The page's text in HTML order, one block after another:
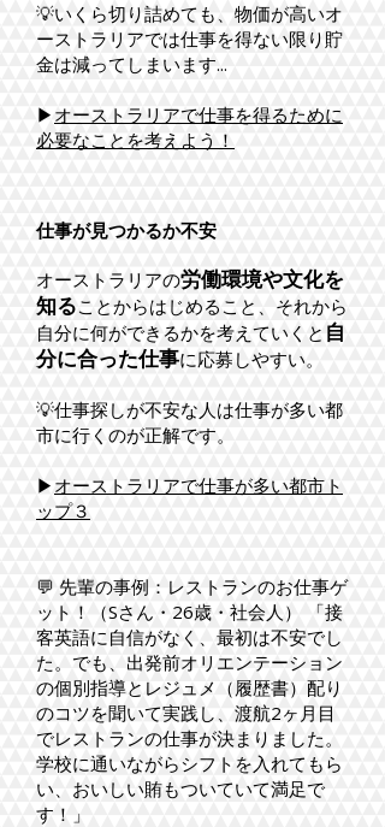
​💡いくら切り詰めても、物価が高いオ
ーストラリアでは仕事を得ない限り貯
金は減ってしまいます...
▶ オーストラリアで仕事を得るために
必要なことを考えよう！
仕事が見つかるか不安
オーストラリアの労働環境や文化を
知ることからはじめること、それから
自分に何ができるかを考えていくと 自
分に合った仕事に応募しやすい。
​💡仕事探しが不安な人は仕事が多い都
市に行くのが正解です。
▶ オーストラリアで仕事が多い都市ト
ップ３
💬 先輩の事例：レストランのお仕事ゲ
ット！（Sさん・26歳・社会人） 「接
客英語に自信がなく、最初は不安でし
た。でも、出発前オリエンテーション
の個別指導とレジュメ（履歴書）配り
のコツを聞いて実践し、渡航2ヶ月目
でレストランの仕事が決まりました。
学校に通いながらシフトを入れてもら
い、おいしい賄もついていて満足で
す！」